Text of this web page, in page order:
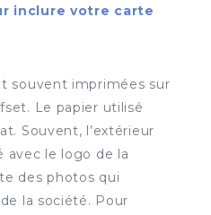
inclure votre carte
souvent imprimées sur
Le papier utilisé
Souvent, l’extérieur
avec le logo de la
des photos qui
la société. Pour